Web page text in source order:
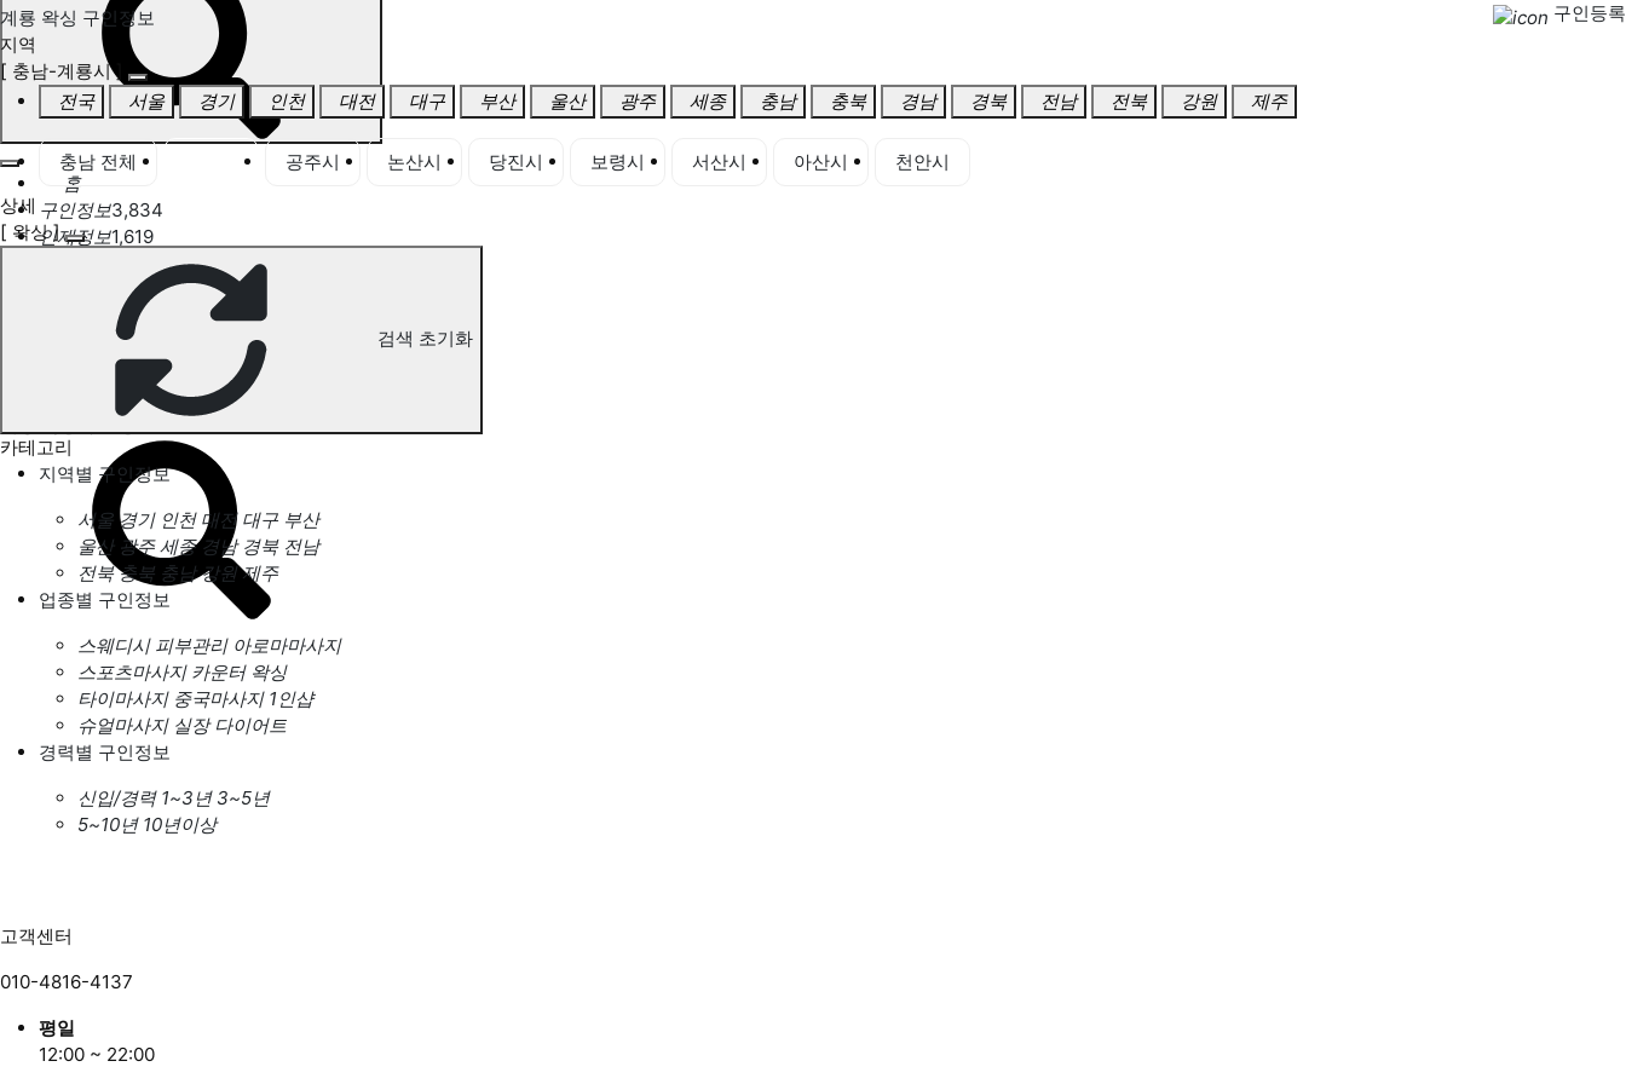
홈
구인정보3,834
인재정보1,619
고객센터
전국업체정보 마사지가이드
업체 서비스 관리
개인 서비스 관리
계룡 왁싱 구인정보
구인등록
지역
[ 충남-계룡시 ]
전국
서울 경기 인천 대전 대구 부산 울산 광주 세종 충남 충북 경남 경북 전남 전북 강원 제주
충남 전체 공주시 논산시 당진시 보령시 서산시 아산시
천안시
상세
[ 왁싱 ]
검색 초기화
카테고리
지역별 구인정보
서울 경기 인천 대전 대구 부산
울산 광주 세종 경남 경북 전남
전북 충북 충남 강원 제주
업종별 구인정보
스웨디시 피부관리 아로마마사지
스포츠마사지 카운터 왁싱
타이마사지 중국마사지 1인샵
슈얼마사지 실장 다이어트
경력별 구인정보
신입/경력 1~3년 3~5년
5~10년 10년이상
고객센터
010-4816-4137
평일
12:00 ~ 22:00